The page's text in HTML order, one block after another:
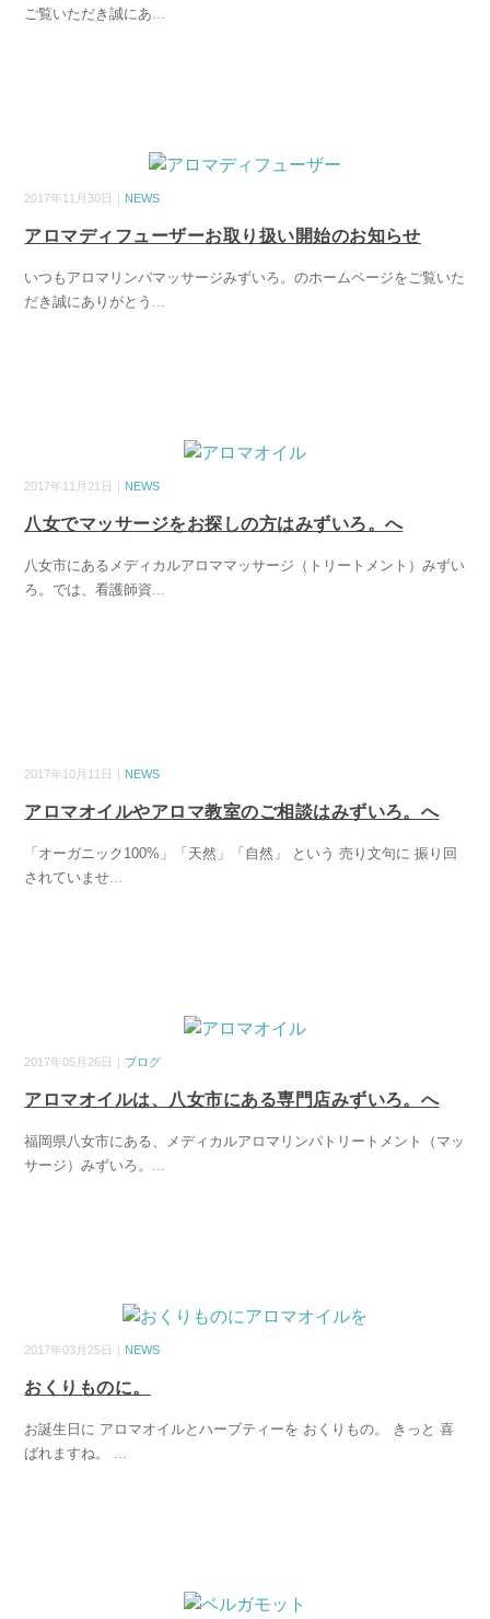
ご覧いただき誠にあ
2017年11月30日｜ NEWS
アロマディフューザーお取り扱い開始のお知らせ
いつもアロマリンパマッサージみずいろ。のホームページをご覧いた
だき誠にありがとう
2017年11月21日｜ NEWS
八女でマッサージをお探しの方はみずいろ。へ
八女市にあるメディカルアロママッサージ（トリートメント）みずい
ろ。では、看護師資
2017年10月11日｜ NEWS
アロマオイルやアロマ教室のご相談はみずいろ。へ
「オーガニック100%」「天然」「自然」 という 売り文句に 振り回
されていませ
2017年05月26日｜ ブログ
アロマオイルは、八女市にある専門店みずいろ。へ
福岡県八女市にある、メディカルアロマリンパトリートメント（マッ
サージ）みずいろ。
2017年03月25日｜ NEWS
おくりものに。
お誕生日に アロマオイルとハーブティーを おくりもの。 きっと 喜
ばれますね。